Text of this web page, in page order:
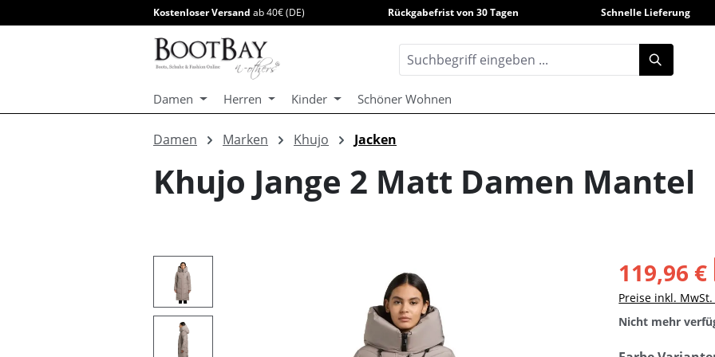
Zur Hauptnavigation springen
Kostenloser Versand ab 40€ (DE) Rückgabefrist von 30 Tagen Schnelle Lieferung
Damen Herren Kinder Schöner Wohnen
Damen Marken Khujo Jacken
Khujo Jange 2 Matt Damen Mantel
Bildergalerie überspringen 119,96 €
Preise inkl.
Nicht mehr